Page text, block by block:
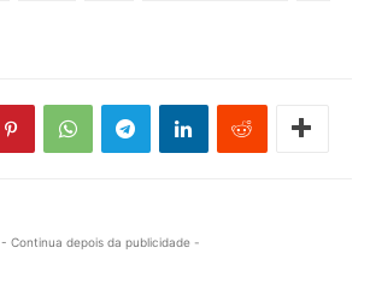
- Continua depois da publicidade -